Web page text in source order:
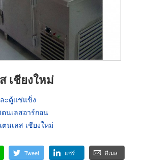
เชียงใหม่
ะตู้แช่แข็ง
นเลสอาร์กอน
นเลส เชียงใหม่
Tweet แชร์ อีเมล